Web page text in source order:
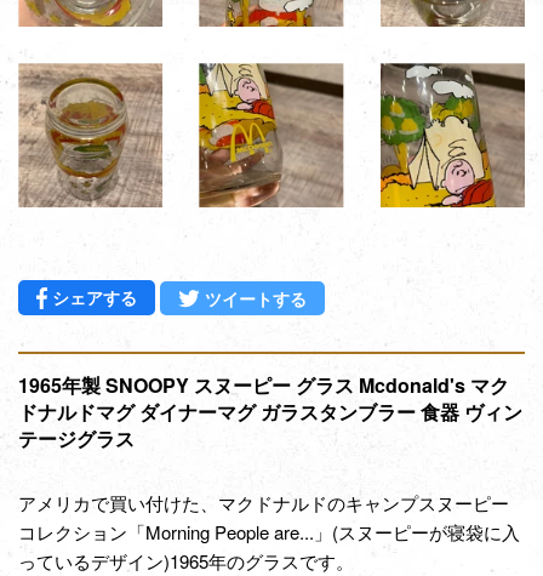
シェアする Facebookでシェアする
ツイートする
1965年製 SNOOPY スヌーピー グラス Mcdonald's マク
ドナルドマグ ダイナーマグ ガラスタンブラー 食器 ヴィン
テージグラス
アメリカで買い付けた、マクドナルドのキャンプスヌーピー
コレクション「Morning People are...」(スヌーピーが寝袋に入
っているデザイン)1965年のグラスです。